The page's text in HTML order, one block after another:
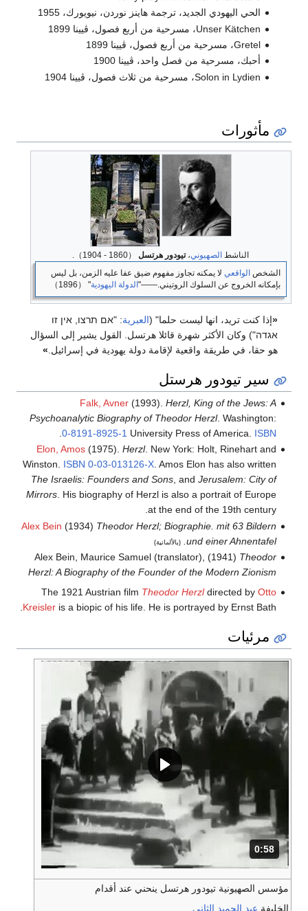
الحي اليهودي الجديد، ترجمة هاينز نوردن، نيويورك، 1955
Unser Kätchen، مسرحية من أربع فصول، ڤيينا 1899
Gretel، مسرحية من أربع فصول، ڤيينا 1899
أحبك، مسرحية من فصل واحد، ڤيينا 1900
Solon in Lydien، مسرحية من ثلاث فصول، ڤيينا 1904
مأثورات
الناشط الصهيوني،تيودور هرتسل（1860 - 1904）.
الشخص الواقعي لا يمكنه تجاوز مفهوم ضيق عفا عليه الزمن، بل ليس
بإمكانه الخروج عن السلوك الروتيني.――" الدولة اليهودية" （1896）
«إذا كنت تريد، انها ليست حلما" (العبرية: "אם תרצו, אין זו
אגדה") وكان الأكثر شهرة قائلا هرتسل. القول يشير إلى السؤال
هو حقا، في طريقة واقعية لإقامة دولة يهودية في إسرائيل. »
سير تيودور هرستل
Falk, Avner(1993). Herzl, King of the Jews: A
Psychoanalytic Biography of Theodor Herzl. Washington:
University Press of America. ISBN
0-8191-8925-1
Elon, Amos(1975). Herzl. New York: Holt, Rinehart and
Winston. ISBN 0-03-013126-X. Amos Elon has also written
The Israelis: Founders and Sons, and Jerusalem: City of
Mirrors. His biography of Herzl is also a portrait of Europe
at the end of the 19th century.
Alex Bein (1934) Theodor Herzl; Biographie. mit 63 Bildern
und einer Ahnentafel.
(بالألمانية)
Alex Bein, Maurice Samuel (translator), (1941) Theodor
Herzl: A Biography of the Founder of the Modern Zionism
The 1921 Austrian film Theodor Herzldirected by Otto
Kreisleris a biopic of his life. He is portrayed by Ernst Bath.
مرئيات
المدة: 58 ثانية.
0:58
مؤسس الصهيونية تيودور هرتسل ينحني عند أقدام
الخليفة عبد الحميد الثاني